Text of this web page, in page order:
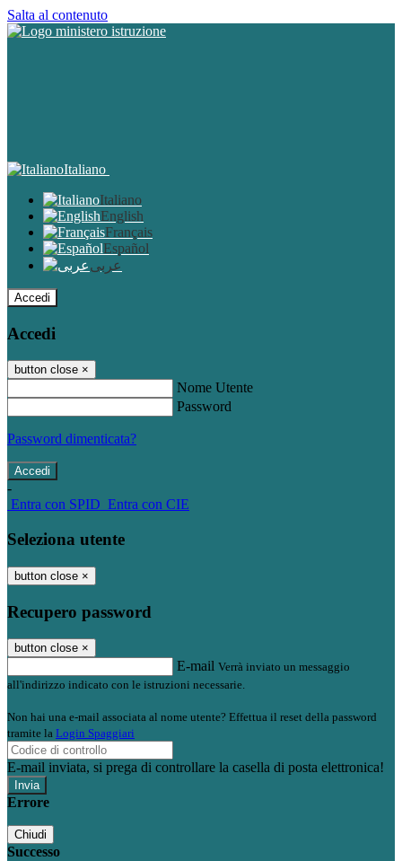
Salta al contenuto
Italiano
Italiano
English
Français
Español
عربى
Accedi
Accedi
button close ×
Nome Utente
Password
Password dimenticata?
-
Entra con SPID Entra con CIE
Seleziona utente
button close ×
Recupero password
button close ×
E-mail Verrà inviato un messaggio
all'indirizzo indicato con le istruzioni necessarie.
Non hai una e-mail associata al nome utente? Effettua il reset della password
tramite la Login Spaggiari
E-mail inviata, si prega di controllare la casella di posta elettronica!
Errore
Chiudi
Successo